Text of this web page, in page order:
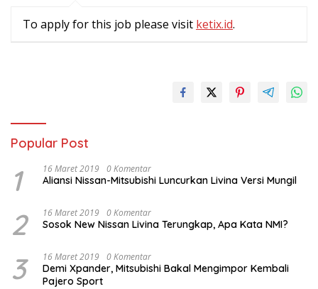
To apply for this job please visit ketix.id.
Popular Post
1 16 Maret 2019 0 Komentar
Aliansi Nissan-Mitsubishi Luncurkan Livina Versi Mungil
2 16 Maret 2019 0 Komentar
Sosok New Nissan Livina Terungkap, Apa Kata NMI?
3 16 Maret 2019 0 Komentar
Demi Xpander, Mitsubishi Bakal Mengimpor Kembali
Pajero Sport